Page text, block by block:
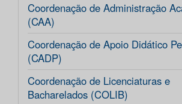
Coordenação de Administração
(CAA)
Coordenação de Apoio Didático
(CADP)
Coordenação de Licenciaturas e
Bacharelados (COLIB)